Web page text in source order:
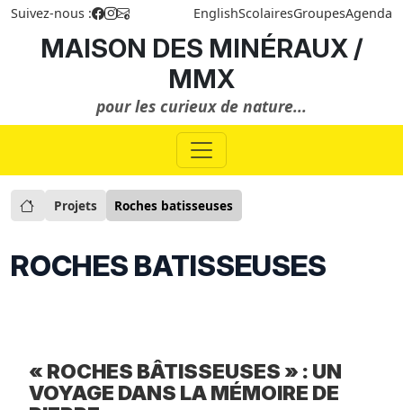
Suivez-nous : EnglishScolairesGroupesAgenda
MAISON DES MINÉRAUX /
MMX
pour les curieux de nature...
Projets Roches batisseuses
ROCHES BATISSEUSES
« ROCHES BÂTISSEUSES » : UN
VOYAGE DANS LA MÉMOIRE DE